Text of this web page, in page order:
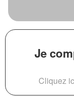
Je
Cliquez